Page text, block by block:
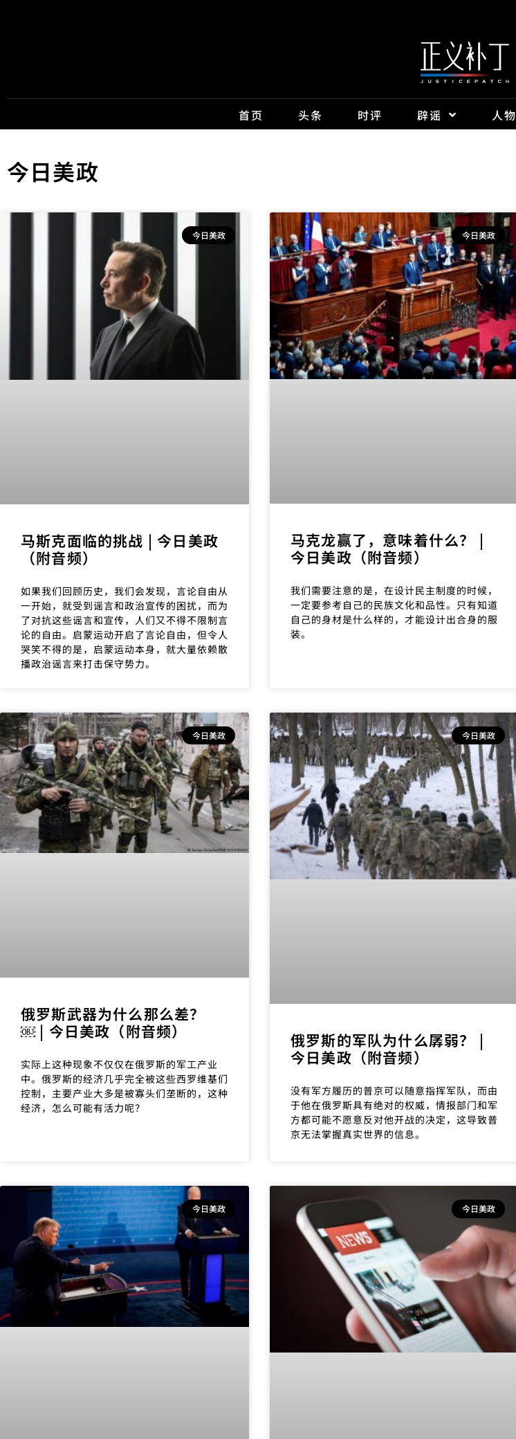
首页 头条 时评 辟谣 人物
今日美政
今日美政
马斯克面临的挑战 | 今日美政
（附音频）
如果我们回顾历史，我们会发现，言论自由从
一开始，就受到谣言和政治宣传的困扰，而为
了对抗这些谣言和宣传，人们又不得不限制言
论的自由。启蒙运动开启了言论自由，但令人
哭笑不得的是，启蒙运动本身，就大量依赖散
播政治谣言来打击保守势力。
今日美政
马克龙赢了，意味着什么？ |
今日美政（附音频）
我们需要注意的是，在设计民主制度的时候，
一定要参考自己的民族文化和品性。只有知道
自己的身材是什么样的，才能设计出合身的服
装。
今日美政
俄罗斯武器为什么那么差？
￼ | 今日美政（附音频）
实际上这种现象不仅仅在俄罗斯的军工产业
中。俄罗斯的经济几乎完全被这些西罗维基们
控制，主要产业大多是被寡头们垄断的，这种
经济，怎么可能有活力呢？
今日美政
俄罗斯的军队为什么孱弱？ |
今日美政（附音频）
没有军方履历的普京可以随意指挥军队，而由
于他在俄罗斯具有绝对的权威，情报部门和军
方都可能不愿意反对他开战的决定，这导致普
京无法掌握真实世界的信息。
今日美政 今日美政